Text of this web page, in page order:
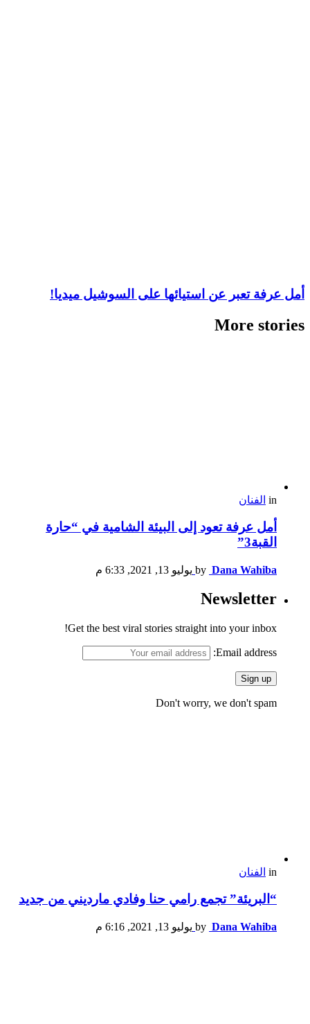
أمل عرفة تعبر عن استيائها على السوشيل ميديا!
More stories
in الفنان
أمل عرفة تعود إلى البيئة الشامية في “حارة
القبة3”
by Dana Wahiba يوليو 13, 2021, 6:33 م
Newsletter
Get the best viral stories straight into your inbox!
Email address:
Don't worry, we don't spam
in الفنان
“البريئة” تجمع رامي حنا وفادي مارديني من جديد
by Dana Wahiba يوليو 13, 2021, 6:16 م